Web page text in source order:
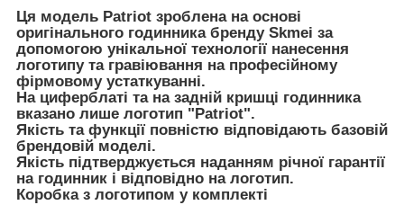
Ця модель Patriot зроблена на основі
оригінального годинника бренду Skmei за
допомогою унікальної технології нанесення
логотипу та гравіювання на професійному
фірмовому устаткуванні.
На циферблаті та на задній кришці годинника
вказано лише логотип "Patriot".
Якість та функції повністю відповідають базовій
брендовій моделі.
Якість підтверджується наданням річної гарантії
на годинник і відповідно на логотип.
Коробка з логотипом у комплекті